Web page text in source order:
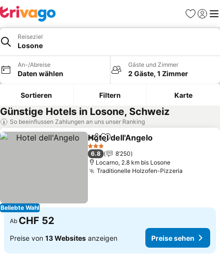
Favoriten
Reiseziel
Losone
An-/Abreise
Daten wählen
Gäste und Zimmer
2 Gäste, 1 Zimmer
Sortieren Filtern Karte
Günstige Hotels in Losone, Schweiz
So beeinflussen Zahlungen an uns unser Ranking
Beliebte Wahl
TeilenZu Favoriten hinzufügen
Hotel dell'Angelo
3 Sterne
6.8
8’250
Locarno, 2.8 km bis Losone
Traditionelle Holzofen-Pizzeria
Ab CHF 52
Preise von 13 Websites anzeigen Preise sehen